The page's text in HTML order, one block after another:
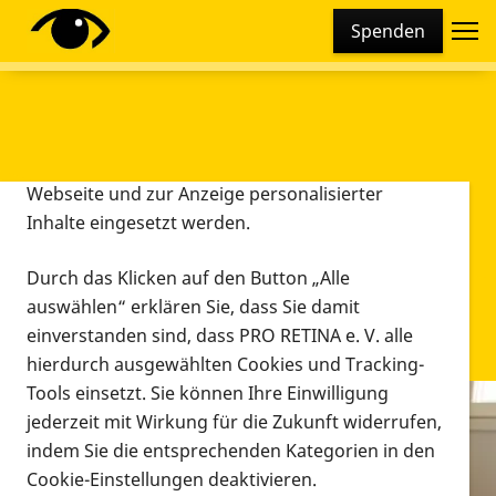
Spenden
Infomaterial
Infomaterial
Diese Webseite setzt verschiedene Cookies und
Tracking-Tools ein. Dies beinhaltet Cookies und
Webseite und zur Anzeige personalisierter
Inhalte eingesetzt werden.
Durch das Klicken auf den Button „Alle
auswählen“ erklären Sie, dass Sie damit
einverstanden sind, dass PRO RETINA e. V. alle
hierdurch ausgewählten Cookies und Tracking-
Tools einsetzt. Sie können Ihre Einwilligung
jederzeit mit Wirkung für die Zukunft widerrufen,
indem Sie die entsprechenden Kategorien in den
Cookie-Einstellungen deaktivieren.